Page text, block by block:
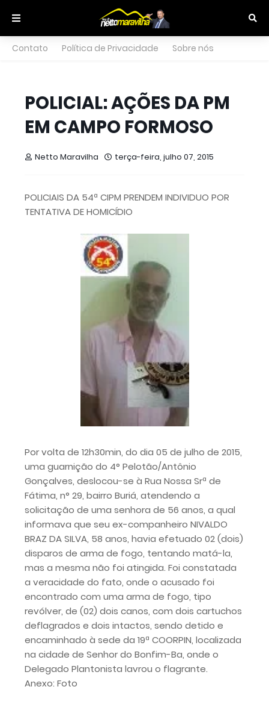
Contato Política de Privacidade Sobre nós
POLICIAL: AÇÕES DA PM
EM CAMPO FORMOSO
Netto Maravilha terça-feira, julho 07, 2015
POLICIAIS DA 54ª CIPM PRENDEM INDIVIDUO POR
TENTATIVA DE HOMICÍDIO
Por volta de 12h30min, do dia 05 de julho de 2015,
uma guarnição do 4° Pelotão/Antônio
Gonçalves, deslocou-se à Rua Nossa Srª de
Fátima, n° 29, bairro Buriá, atendendo a
solicitação de uma senhora de 56 anos, a qual
informava que seu ex-companheiro NIVALDO
BRAZ DA SILVA, 58 anos, havia efetuado 02 (dois)
disparos de arma de fogo, tentando matá-la,
mas a mesma não foi atingida. Foi constatada
a veracidade do fato, onde o acusado foi
encontrado com uma arma de fogo, tipo
revólver, de (02) dois canos, com dois cartuchos
deflagrados e dois intactos, sendo detido e
encaminhado à sede da 19ª COORPIN, localizada
na cidade de Senhor do Bonfim-Ba, onde o
Delegado Plantonista lavrou o flagrante.
Anexo: Foto